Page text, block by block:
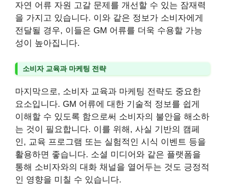
자연 어류 자원 고갈 문제를 개선할 수 있는 잠재력
을 가지고 있습니다. 이와 같은 정보가 소비자에게
전달될 경우, 이들은 GM 어류를 더욱 수용할 가능
성이 높아집니다.
소비자 교육과 마케팅 전략
마지막으로, 소비자 교육과 마케팅 전략도 중요한
요소입니다. GM 어류에 대한 기술적 정보를 쉽게
이해할 수 있도록 함으로써 소비자의 불안을 해소하
는 것이 필요합니다. 이를 위해, 사실 기반의 캠페
인, 교육 프로그램 또는 실험적인 시식 이벤트 등을
활용하면 좋습니다. 소셜 미디어와 같은 플랫폼을
통해 소비자와의 대화 채널을 열어두는 것도 긍정적
인 영향을 미칠 수 있습니다.